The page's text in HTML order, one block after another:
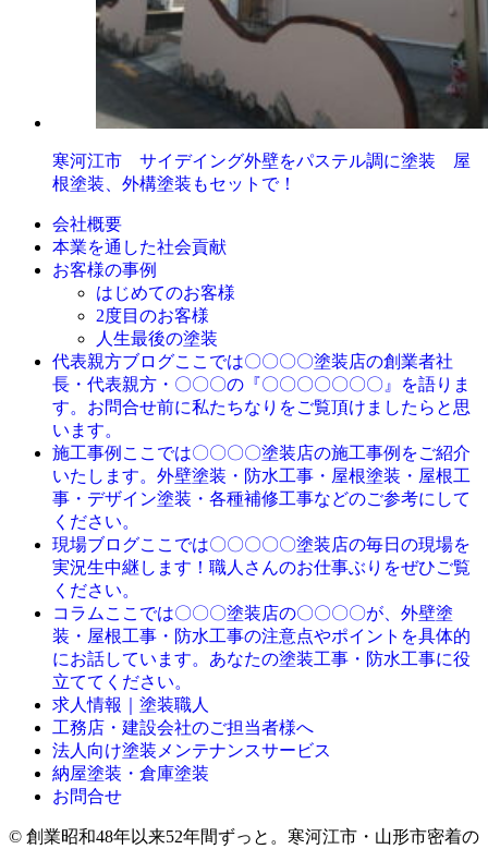
寒河江市 サイデイング外壁をパステル調に塗装 屋
根塗装、外構塗装もセットで！
会社概要
本業を通した社会貢献
お客様の事例
はじめてのお客様
2度目のお客様
人生最後の塗装
代表親方ブログここでは〇〇〇〇塗装店の創業者社
長・代表親方・〇〇〇の『〇〇〇〇〇〇〇』を語りま
す。お問合せ前に私たちなりをご覧頂けましたらと思
います。
施工事例 ここでは〇〇〇〇塗装店の施工事例をご紹介
いたします。外壁塗装・防水工事・屋根塗装・屋根工
事・デザイン塗装・各種補修工事などのご参考にして
ください。
現場ブログここでは〇〇〇〇〇塗装店の毎日の現場を
実況生中継します！職人さんのお仕事ぶりをぜひご覧
ください。
コラム ここでは〇〇〇塗装店の〇〇〇〇が、外壁塗
装・屋根工事・防水工事の注意点やポイントを具体的
にお話しています。あなたの塗装工事・防水工事に役
立ててください。
求人情報｜塗装職人
工務店・建設会社のご担当者様へ
法人向け塗装メンテナンスサービス
納屋塗装・倉庫塗装
お問合せ
© 創業昭和48年以来52年間ずっと。寒河江市・山形市密着の